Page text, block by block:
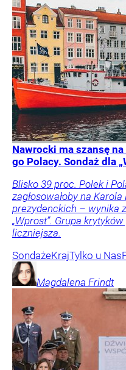
Nawrocki ma szansę
go Polacy. Sondaż dla
Blisko 39 proc. Polek i
zagłosowałoby na
prezydenckich – wynika
„Wprost”. Grupa
liczniejsza.
SondażeKrajTylko u Nas
Magdalena Frindt